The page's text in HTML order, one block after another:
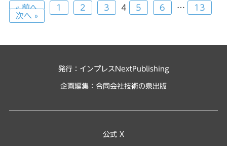
« 前へ 1 2 3 4 5 6 …
13
次へ »
発行：インプレスNextPublishing
企画編集： 合同会社技術の泉出版
公式 X